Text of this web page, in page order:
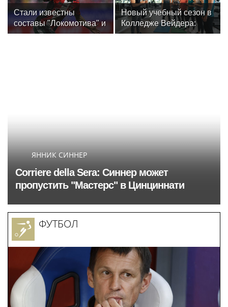
специалистов
индустрии здоровья
Стали известны
составы "Локомотива" и
"Акрона" на матч РПЛ
Новый учебный сезон в
Колледже Вейдера:
стартовали очные
ЯННИК СИННЕР
Corriere della Sera: Синнер может
пропустить "Мастерс" в Цинциннати
ФУТБОЛ